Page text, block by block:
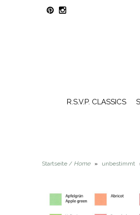
R.S.V.P. CLASSICS
Startseite / Home » unbestimmt